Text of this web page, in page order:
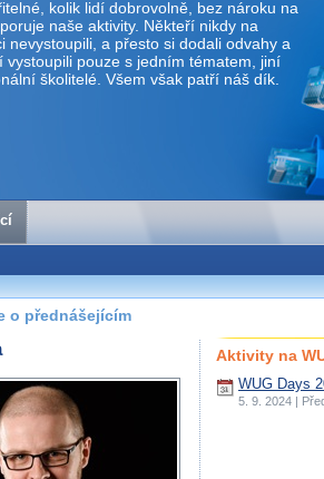
kolik lidí dobrovolně, bez nároku na
naše aktivity. Někteří nikdy na
nevystoupili, a přesto si dodali odvahy a
vystoupili pouze s jedním tématem, jiní
školitelé. Všem však patří náš dík.
o přednášejícím
Aktivity na
WUG Days
5. 9. 2024 |